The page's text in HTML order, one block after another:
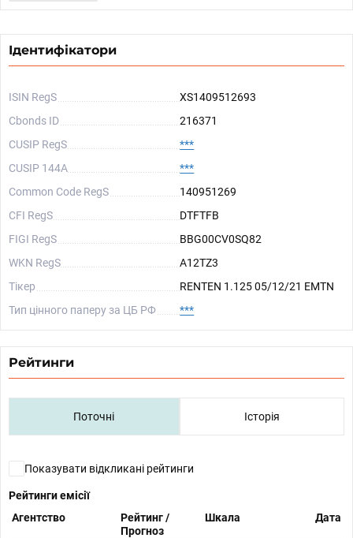
Ідентифікатори
ISIN RegS
XS1409512693
Cbonds ID
216371
CUSIP RegS
***
CUSIP 144A
***
Common Code RegS
140951269
CFI RegS
DTFTFB
FIGI RegS
BBG00CV0SQ82
WKN RegS
A12TZ3
Тікер
RENTEN 1.125 05/12/21 EMTN
Тип цінного паперу за ЦБ РФ
***
Рейтинги
Поточні Історія
Показувати відкликані рейтинги
Рейтинги емісії
Агентство
Рейтинг /
Прогноз
Шкала Дата